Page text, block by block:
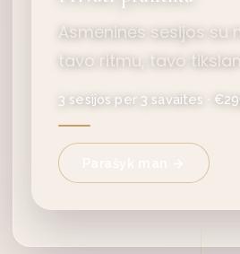
Asmeninės sesijos su
tavo ritmu, tavo
3 sesijos per 3 savaites ·